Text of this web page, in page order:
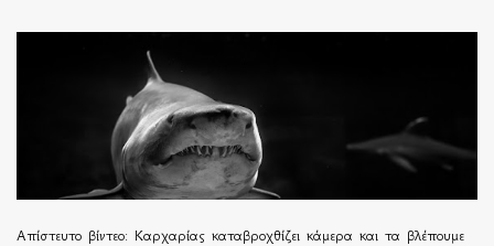
Απίστευτο βίντεο: Καρχαρίας καταβροχθίζει κάμερα και τα βλέπουμε